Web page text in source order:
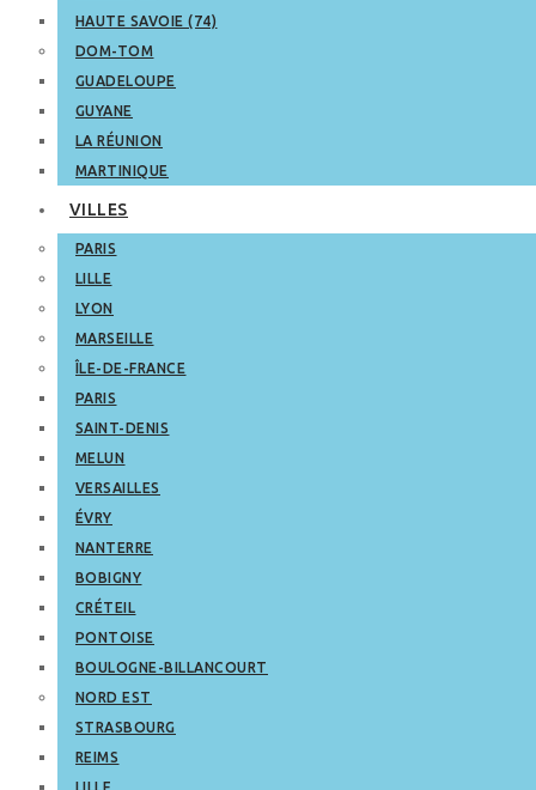
HAUTE SAVOIE (74)
DOM-TOM
GUADELOUPE
GUYANE
LA RÉUNION
MARTINIQUE
VILLES
PARIS
LILLE
LYON
MARSEILLE
ÎLE-DE-FRANCE
PARIS
SAINT-DENIS
MELUN
VERSAILLES
ÉVRY
NANTERRE
BOBIGNY
CRÉTEIL
PONTOISE
BOULOGNE-BILLANCOURT
NORD EST
STRASBOURG
REIMS